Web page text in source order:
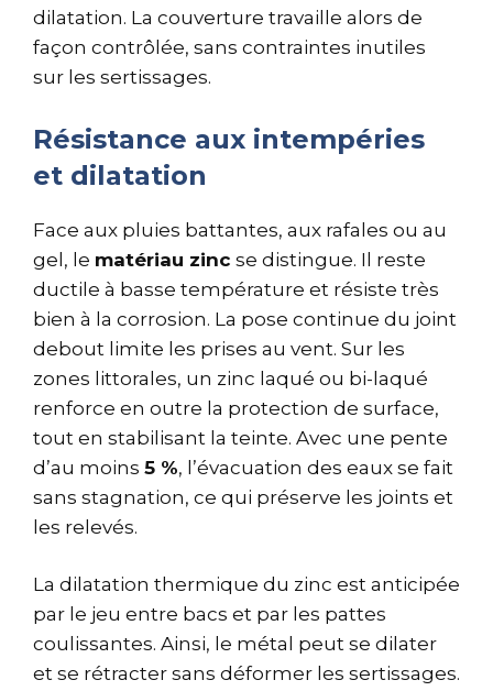
dilatation. La couverture travaille alors de
façon contrôlée, sans contraintes inutiles
sur les sertissages.
Résistance aux intempéries
et dilatation
Face aux pluies battantes, aux rafales ou au
gel, le matériau zinc se distingue. Il reste
ductile à basse température et résiste très
bien à la corrosion. La pose continue du joint
debout limite les prises au vent. Sur les
zones littorales, un zinc laqué ou bi-laqué
renforce en outre la protection de surface,
tout en stabilisant la teinte. Avec une pente
d’au moins 5 %, l’évacuation des eaux se fait
sans stagnation, ce qui préserve les joints et
les relevés.
La dilatation thermique du zinc est anticipée
par le jeu entre bacs et par les pattes
coulissantes. Ainsi, le métal peut se dilater
et se rétracter sans déformer les sertissages.